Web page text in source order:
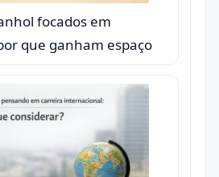
focados em
que ganham espaço